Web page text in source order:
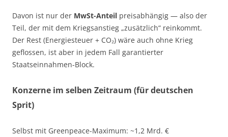
Davon ist nur der MwSt-Anteil preisabhängig — also der
Teil, der mit dem Kriegsanstieg „zusätzlich“ reinkommt.
Der Rest (Energiesteuer + CO₂) wäre auch ohne Krieg
geflossen, ist aber in jedem Fall garantierter
Staatseinnahmen-Block.
Konzerne im selben Zeitraum (für deutschen
Sprit)
Selbst mit Greenpeace-Maximum: ~1,2 Mrd. €